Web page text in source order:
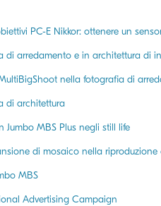
PC-E Nikkor: ottenere un
di arredamento e in architettura di
nella fotografia di
di architettura
Jumbo MBS Plus negli still life
di mosaico nella riproduzione
MBS
Advertising Campaign